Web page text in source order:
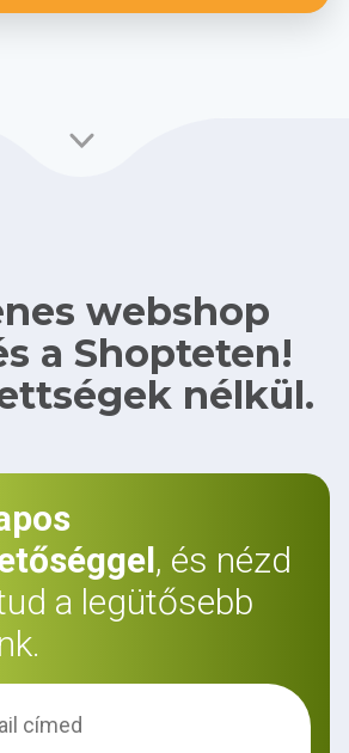
webshop
a Shopteten!
nélkül.
, és nézd
a legütősebb